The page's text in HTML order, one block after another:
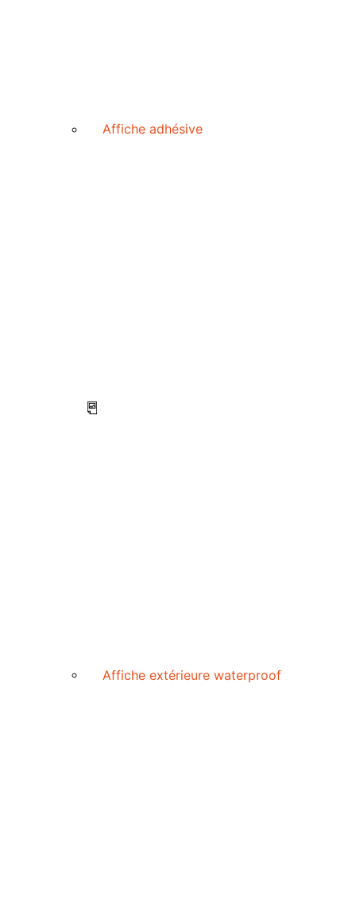
Affiche adhésive
Affiche extérieure waterproof